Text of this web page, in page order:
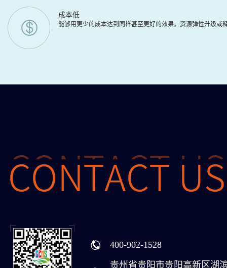
成本低
能够用更少的成本达到同样甚至更好的效果。资源弹性升级或
400-902-1528
贵州省贵阳市贵阳高新区湖